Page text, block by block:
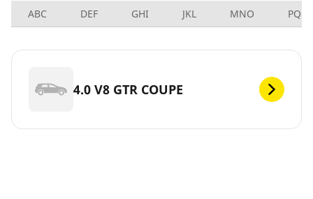
ABC DEF GHI JKL MNO PQRS
4.0 V8 GTR COUPE